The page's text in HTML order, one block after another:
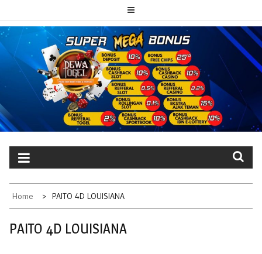
content
PAITO TOTO
DEWATOGEL
Portal berita dewatogel update setiap hari
Home PAITO 4D LOUISIANA
PAITO 4D LOUISIANA